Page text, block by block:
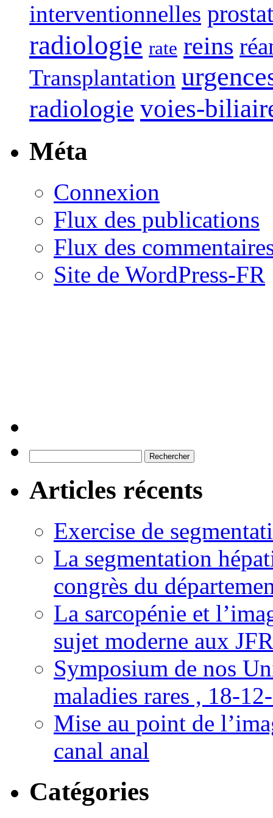
interventionnelles
radiologie rate reins
Transplantation
radiologie voies-
Méta
Connexion
Flux des publications
Flux des
Site de WordPress-FR
Articles récents
Exercise de
La segmentation
congrès du
La sarcopénie et
sujet moderne aux
Symposium de nos
maladies rares , 18-
Mise au point de
canal anal
Catégories